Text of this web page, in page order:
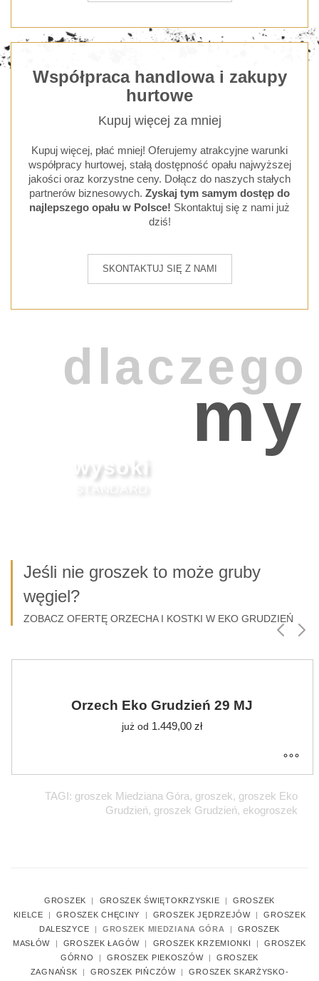
Współpraca handlowa i zakupy
hurtowe
Kupuj więcej za mniej
Kupuj więcej, płać mniej! Oferujemy atrakcyjne warunki
współpracy hurtowej, stałą dostępność opału najwyższej
jakości oraz korzystne ceny. Dołącz do naszych stałych
partnerów biznesowych. Zyskaj tym samym dostęp do
najlepszego opału w Polsce! Skontaktuj się z nami już
dziś!
SKONTAKTUJ SIĘ Z NAMI
dlaczego
my
wysoki
Jeśli nie groszek to może gruby
węgiel?
ZOBACZ OFERTĘ ORZECHA I KOSTKI W EKO GRUDZIEŃ
Orzech Eko Grudzień 29 MJ
już od 1.449,00zł
TAGI: groszek Miedziana Góra, groszek, groszek Eko
Grudzień, groszek Grudzień, ekogroszek
GROSZEK GROSZEK ŚWIĘTOKRZYSKIE
GROSZEK
KIELCE |GROSZEK CHĘCINY GROSZEK JĘDRZEJÓW|GROSZEK
DALESZYCE
GROSZEK MIEDZIANA GÓRA |GROSZEK
MASŁÓW
GROSZEK ŁAGÓW GROSZEK KRZEMIONKI |GROSZEK
GÓRNO
|GROSZEK PIEKOSZÓW| GROSZEK
ZAGNAŃSK |GROSZEK PIŃCZÓW|GROSZEK SKARŻYSKO-